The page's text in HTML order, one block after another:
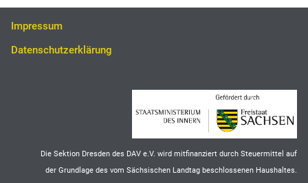
Impressum
Datenschutzerklärung
Die Sektion Dresden des DAV e.V. wird mitfinanziert durch Steuermittel auf
der Grundlage des vom Sächsischen Landtag beschlossenen Haushaltes.